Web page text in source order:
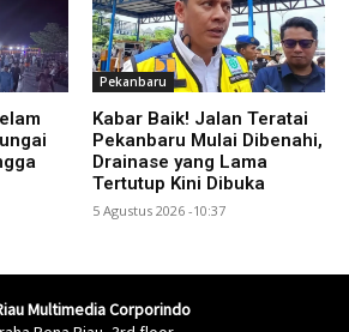
Pekanbaru
Kabar Baik! Jalan Teratai
Pekanbaru Mulai Dibenahi,
Drainase yang Lama
Tertutup Kini Dibuka
5 Agustus 2026 -10:37
Multimedia Corporindo